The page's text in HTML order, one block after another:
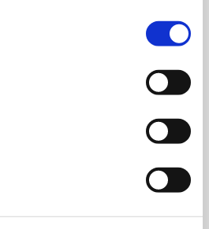
Schützenstraße
& Unfallchirurgie
und Ästhetische Chirurgie,